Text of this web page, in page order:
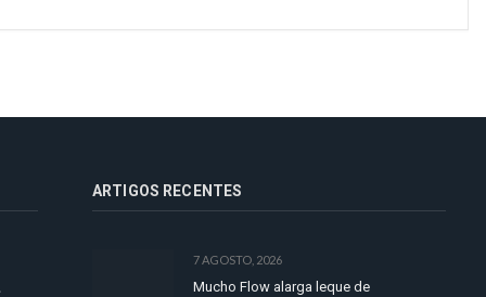
ARTIGOS RECENTES
7 AGOSTO, 2026
Mucho Flow alarga leque de